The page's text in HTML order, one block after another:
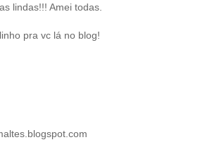
lindas!!! Amei todas.
pra vc lá no blog!